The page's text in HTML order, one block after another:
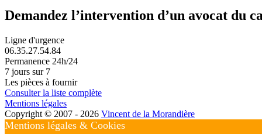
Demandez l’intervention d’un avocat du
Ligne d'urgence
06.35.27.54.84
Permanence 24h/24
7 jours sur 7
Les pièces à fournir
Consulter la liste complète
Mentions légales
Copyright © 2007 - 2026 Vincent de la Morandière
Mentions légales & Cookies